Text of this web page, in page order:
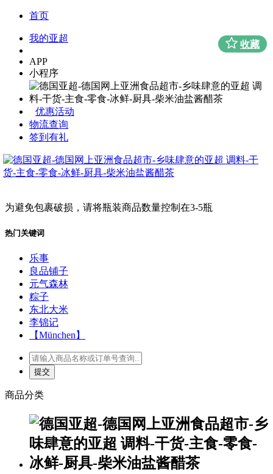
首页
我的亚超
APP
小程序
优惠活动
物流查询
签到有礼
为避免包裹破损，请将瓶装商品数量控制在3-5瓶
热门关键词
乐事
良品铺子
元气森林
粽子
东北大米
李锦记
【München】
商品分类
收藏